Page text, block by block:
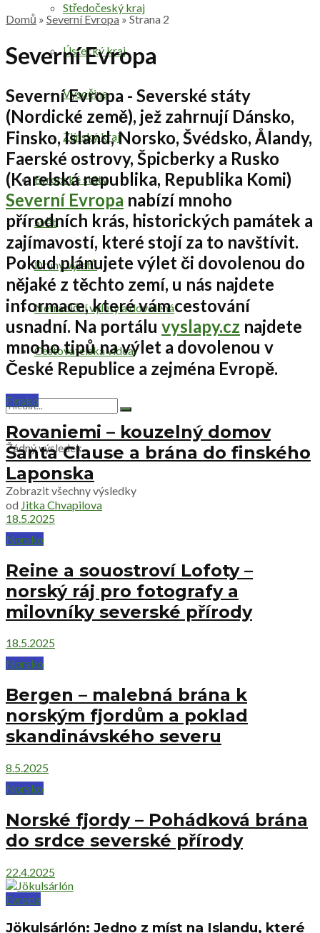
Středočeský kraj
Ústecký kraj
Vysočina
Zlínský kraj
Evropské státy
Svět
Druhy výletů
Netradiční výlety a dovolená
Cestovatelská videa
Žádný výsledek
Zobrazit všechny výsledky
Domů » Severní Evropa» Strana 2
Severní Evropa
Severní Evropa - Severské státy
(Nordické země), jež zahrnují Dánsko,
Finsko, Island, Norsko, Švédsko, Ålandy,
Faerské ostrovy, Špicberky a Rusko
(Karelská republika, Republika Komi)
Severní Evropa nabízí mnoho
přírodních krás, historických památek a
zajímavostí, které stojí za to navštívit.
Pokud plánujete výlet či dovolenou do
nějaké z těchto zemí, u nás najdete
informace, které vám cestování
usnadní. Na portálu vyslapy.cz najdete
mnoho tipů na výlet a dovolenou v
České Republice a zejména Evropě.
Finsko
Rovaniemi – kouzelný domov
Santa Clause a brána do finského
Laponska
od Jitka Chvapilova
18.5.2025
Norsko
Reine a souostroví Lofoty –
norský ráj pro fotografy a
milovníky severské přírody
18.5.2025
Norsko
Bergen – malebná brána k
norským fjordům a poklad
skandinávského severu
8.5.2025
Norsko
Norské fjordy – Pohádková brána
do srdce severské přírody
22.4.2025
Evropa
Jökulsárlón: Jedno z míst na Islandu, které